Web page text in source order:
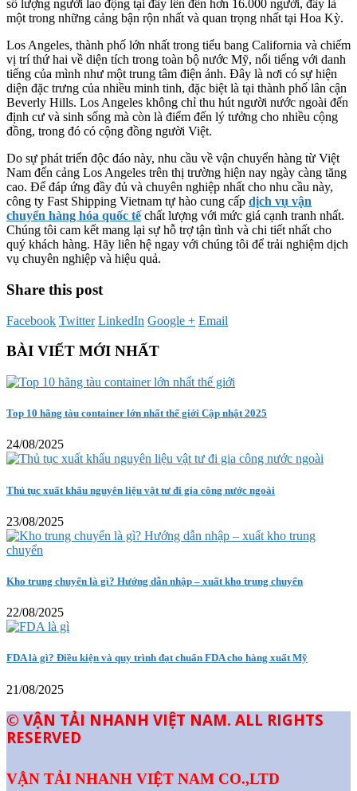
số lượng người lao động tại đây lên đến hơn 16.000 người, đây là
một trong những cảng bận rộn nhất và quan trọng nhất tại Hoa Kỳ.
Los Angeles, thành phố lớn nhất trong tiểu bang California và chiếm
vị trí thứ hai về diện tích trong toàn bộ nước Mỹ, nổi tiếng với danh
tiếng của mình như một trung tâm điện ảnh. Đây là nơi có sự hiện
diện đặc trưng của nhiều minh tinh, đặc biệt là tại thành phố lân cận
Beverly Hills. Los Angeles không chỉ thu hút người nước ngoài đến
định cư và sinh sống mà còn là điểm đến lý tưởng cho nhiều cộng
đồng, trong đó có cộng đồng người Việt.
Do sự phát triển độc đáo này, nhu cầu về vận chuyển hàng từ Việt
Nam đến cảng Los Angeles trên thị trường hiện nay ngày càng tăng
cao. Để đáp ứng đầy đủ và chuyên nghiệp nhất cho nhu cầu này,
công ty Fast Shipping Vietnam tự hào cung cấp dịch vụ vận
chuyển hàng hóa quốc tế chất lượng với mức giá cạnh tranh nhất.
Chúng tôi cam kết mang lại sự hỗ trợ tận tình và chi tiết nhất cho
quý khách hàng. Hãy liên hệ ngay với chúng tôi để trải nghiệm dịch
vụ chuyên nghiệp và hiệu quả.
Share this post
Facebook Twitter LinkedIn Google + Email
BÀI VIẾT MỚI NHẤT
Top 10 hãng tàu container lớn nhất thế giới Cập nhật 2025
24/08/2025
Thủ tục xuất khẩu nguyên liệu vật tư đi gia công nước ngoài
23/08/2025
Kho trung chuyển là gì? Hướng dẫn nhập – xuất kho trung chuyển
22/08/2025
FDA là gì? Điều kiện và quy trình đạt chuẩn FDA cho hàng xuất Mỹ
21/08/2025
© VẬN TẢI NHANH VIỆT NAM. ALL RIGHTS
RESERVED
VẬN TẢI NHANH VIỆT NAM CO.,LTD